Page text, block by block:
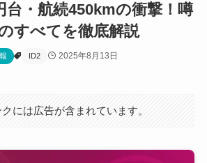
台・航続450kmの衝撃！噂
すべてを徹底解説
ID2
2025年8月13日
には広告が含まれています。